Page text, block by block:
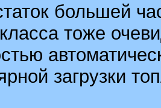
большей
тоже
загрузки